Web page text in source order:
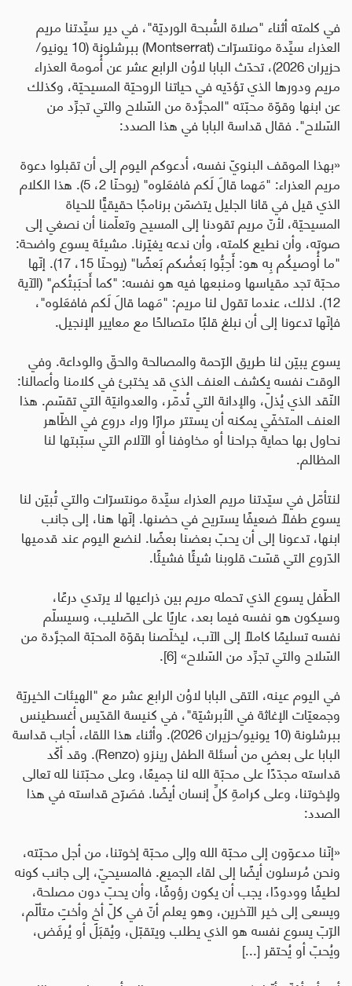
في كلمته أثناء "صلاة السُّبحة الورديّة"، في دير سيِّدتنا مريم
العذراء سيِّدة مونتسرّات (Montserrat ) ببرشلونة (10 يونيو/
حزيران 2026)، تحدّث البابا لاوُن الرابع عشر عن أُمومة العذراء
مريم ودورها الذي تؤدّيه في حياتنا الروحيّة المسيحيّة، وكذلك
عن ابنها وقوّة محبّته "المجرَّدة من السّلاح والتي تجرِّد من
السّلاح". فقال قداسة البابا في هذا الصدد:
«بهذا الموقف البنويّ نفسه، أدعوكم اليوم إلى أن تقبلوا دعوة
مريم العذراء: "مَهما قالَ لَكم فافعَلوه" (يوحنّا 2، 5). هذا الكلام
الذي قيل في قانا الجليل يتضمّن برنامجًا حقيقيًّا للحياة
المسيحيّة، لأنّ مريم تقودنا إلى المسيح وتعلّمنا أن نصغي إلى
صوته، وأن نطيع كلمته، وأن ندعه يغيّرنا. مشيئة يسوع واضحة:
"ما أُوصيكُم بِه هو: أَحِبُّوا بَعضُكم بَعضًا" (يوحنّا 15، 17). إنّها
محبّة تجد مقياسها ومنبعها فيه هو نفسه: "كما أَحبَبتُكم" (الآية
12). لذلك، عندما تقول لنا مريم: "مَهما قالَ لَكم فافعَلوه"،
فإنّها تدعونا إلى أن نبلغ قلبًا متصالحًا مع معايير الإنجيل.
يسوع يبيّن لنا طريق الرّحمة والمصالحة والحقّ والوداعة. وفي
الوقت نفسه يكشف العنف الذي قد يختبئ في كلامنا وأعمالنا:
النّقد الذي يُذلّ، والإدانة التي تُدمّر، والعدوانيّة التي تقسّم. هذا
العنف المتخفّي يمكنه أن يستتر مرارًا وراء دروع في الظّاهر
نحاول بها حماية جراحنا أو مخاوفنا أو الآلام التي سبّبتها لنا
المظالم.
لنتأمّل في سيّدتنا مريم العذراء سيِّدة مونتسرّات والتي تُبيّن لنا
يسوع طفلًا ضعيفًا يستريح في حضنها. إنّها هنا، إلى جانب
ابنها، تدعونا إلى أن يحبّ بعضنا بعضًا. لنضع اليوم عند قدميها
الدّروع التي قسّت قلوبنا شيئًا فشيئًا.
الطّفل يسوع الذي تحمله مريم بين ذراعيها لا يرتدي درعًا،
وسيكون هو نفسه فيما بعد، عاريًا على الصّليب، وسيسلّم
نفسه تسليمًا كاملًا إلى الآب، ليخلّصنا بقوّة المحبّة المجرَّدة من
السّلاح والتي تجرِّد من السّلاح» [6].
في اليوم عينه، التقى البابا لاوُن الرابع عشر مع "الهيئات الخيريّة
وجمعيّات الإغاثة في الأبرشيّة"، في كنيسة القدّيس أغسطينس
ببرشلونة (10 يونيو/حزيران 2026). وأثناء هذا اللقاء، أجاب قداسة
البابا على بعضٍ من أسئلة الطفل رينزو (Renzo). وقد أكّد
قداسته مجدّدًا على محبّة الله لنا جميعًا، وعلىمحبّتنا لله تعالى
ولإخوتنا، وعلى كرامةِ كلِّ إنسان أيضًا. فصَرّح قداسته في هذا
الصدد:
«إنّنا مدعوّون إلى محبّة الله وإلى محبّة إخوتنا، من أجل محبّته،
ونحن مُرسلون أيضًا إلى لقاء الجميع. فالمسيحيّ، إلى جانب كونه
لطيفًا وودودًا، يجب أن يكون رؤوفًا، وأن يحبّ دون مصلحة،
ويسعى إلى خير الآخرين، وهو يعلم أنّ في كلّ أخٍ وأختٍ متألّم،
الرّبّ يسوع نفسه هو الذي يطلب ويتقبّل، ويُقبَل أو يُرفَض،
ويُحبّ أو يُحتقر [...]